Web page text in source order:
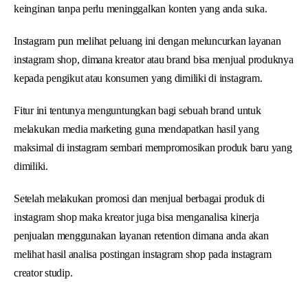
keinginan tanpa perlu meninggalkan konten yang anda suka.
Instagram pun melihat peluang ini dengan meluncurkan layanan
instagram shop, dimana kreator atau brand bisa menjual produknya
kepada pengikut atau konsumen yang dimiliki di instagram.
Fitur ini tentunya menguntungkan bagi sebuah brand untuk
melakukan media marketing guna mendapatkan hasil yang
maksimal di instagram sembari mempromosikan produk baru yang
dimiliki.
Setelah melakukan promosi dan menjual berbagai produk di
instagram shop maka kreator juga bisa menganalisa kinerja
penjualan menggunakan layanan retention dimana anda akan
melihat hasil analisa postingan instagram shop pada instagram
creator studip.